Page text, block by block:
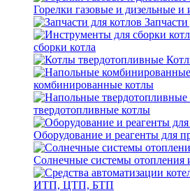
Горелки газовые и дизельные
сборки котла
комбинированные котлы
твердотопливные котлы
Оборудование и реагенты для
Солнечные системы отопления